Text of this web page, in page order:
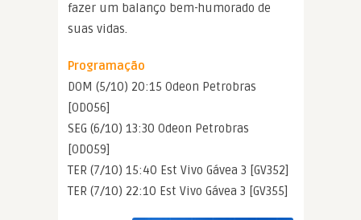
fazer um balanço bem-humorado de
suas vidas.
Programação
DOM (5/10) 20:15 Odeon Petrobras
[OD056]
SEG (6/10) 13:30 Odeon Petrobras
[OD059]
TER (7/10) 15:40 Est Vivo Gávea 3 [GV352]
TER (7/10) 22:10 Est Vivo Gávea 3 [GV355]